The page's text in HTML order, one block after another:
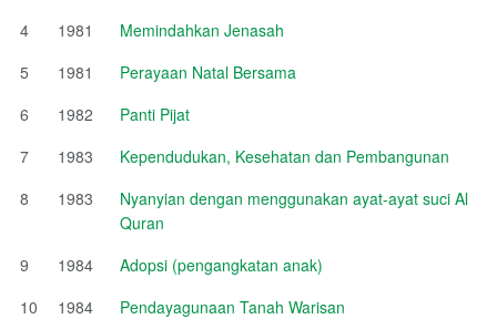
4
1981
Memindahkan Jenasah
5
1981
Perayaan Natal Bersama
6
1982
Panti Pijat
7
1983
Kependudukan, Kesehatan dan Pembangunan
8
1983
Nyanyian dengan menggunakan ayat-ayat suci Al
Quran
9
1984
Adopsi (pengangkatan anak)
10
1984
Pendayagunaan Tanah Warisan